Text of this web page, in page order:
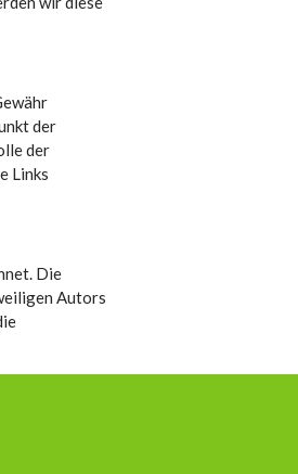
der
der
Links
Die
Autors